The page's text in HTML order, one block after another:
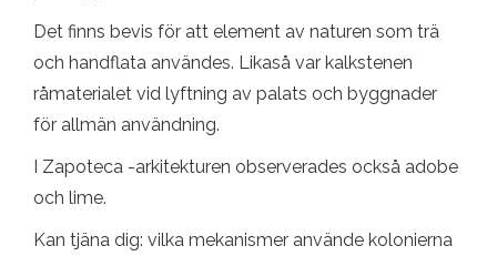
Det finns bevis för att element av naturen som trä
och handflata användes. Likaså var kalkstenen
råmaterialet vid lyftning av palats och byggnader
för allmän användning.
I Zapoteca -arkitekturen observerades också adobe
och lime.
Kan tjäna dig: vilka mekanismer använde kolonierna